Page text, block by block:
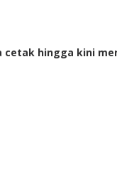
hingga kini